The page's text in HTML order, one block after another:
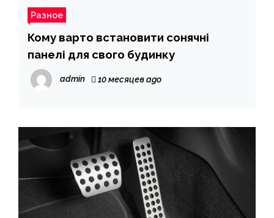
Разное
Кому варто встановити сонячні
панелі для свого будинку
admin 10 месяцев ago